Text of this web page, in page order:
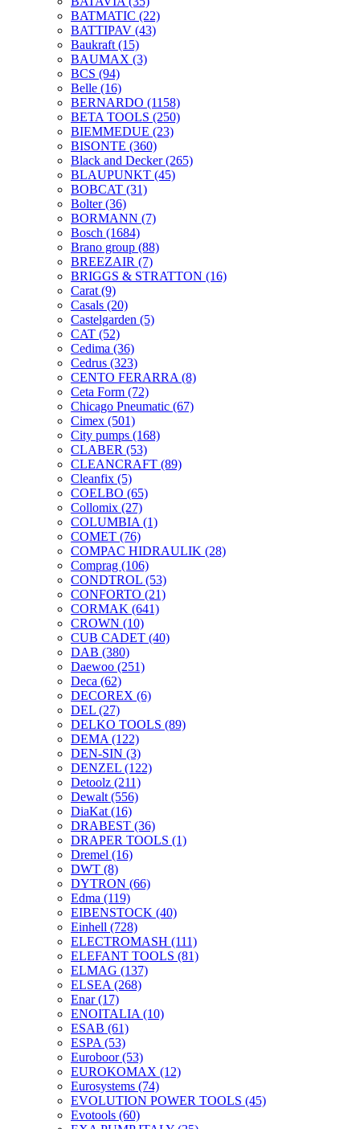
BATMATIC (22)
BATTIPAV (43)
Baukraft (15)
BAUMAX (3)
BCS (94)
Belle (16)
BERNARDO (1158)
BETA TOOLS (250)
BIEMMEDUE (23)
BISONTE (360)
Black and Decker(265)
BLAUPUNKT (45)
BOBCAT (31)
Bolter(36)
BORMANN (7)
Bosch (1684)
Brano group (88)
BREEZAIR (7)
BRIGGS & STRATTON (16)
Carat (9)
Casals (20)
Castelgarden (5)
CAT (52)
Cedima (36)
Cedrus (323)
CENTO FERARRA (8)
Ceta Form (72)
Chicago Pneumatic (67)
Cimex (501)
City pumps (168)
CLABER (53)
CLEANCRAFT (89)
Cleanfix (5)
COELBO (65)
Collomix (27)
COLUMBIA (1)
COMET (76)
COMPAC HIDRAULIK (28)
Comprag (106)
CONDTROL (53)
CONFORTO (21)
CORMAK (641)
CROWN (10)
CUB CADET (40)
DAB (380)
Daewoo (251)
Deca (62)
DECOREX (6)
DEL (27)
DELKO TOOLS (89)
DEMA (122)
DEN-SIN (3)
DENZEL (122)
Detoolz (211)
Dewalt (556)
DiaKat (16)
DRABEST (36)
DRAPER TOOLS (1)
Dremel (16)
DWT (8)
DYTRON (66)
Edma (119)
EIBENSTOCK (40)
Einhell (728)
ELECTROMASH (111)
ELEFANT TOOLS (81)
ELMAG (137)
ELSEA (268)
Enar(17)
ENOITALIA (10)
ESAB (61)
ESPA (53)
Euroboor(53)
EUROKOMAX (12)
Eurosystems (74)
EVOLUTION POWER TOOLS (45)
Evotools (60)